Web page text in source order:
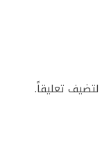
لتضيف تعليقاً.